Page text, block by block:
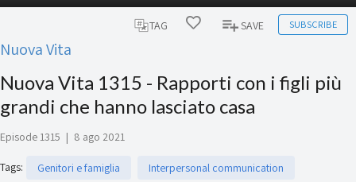
TAG SAVE SUBSCRIBE
Nuova Vita
Nuova Vita 1315 - Rapporti con i figli più
grandi che hanno lasciato casa
Episode 1315 | 8 ago 2021
Tags: Genitori e famiglia Interpersonal communication